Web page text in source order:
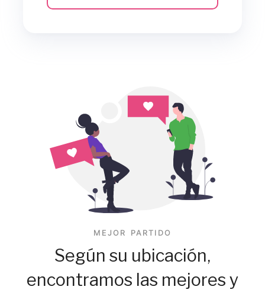
MEJOR PARTIDO
Según su ubicación,
encontramos las mejores y